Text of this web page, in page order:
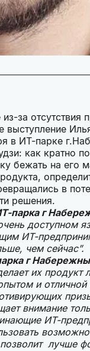
за отсутствия
в ИТ-парке
как кратно
бежать на его
в
решения.
парка г
доступном
ИТ-
чем сейчас”.
г
их продукт
и
внимание
ИТ-
лучше